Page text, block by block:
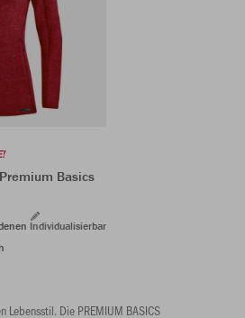
Basics
Individualisierbar
Die PREMIUM BASICS